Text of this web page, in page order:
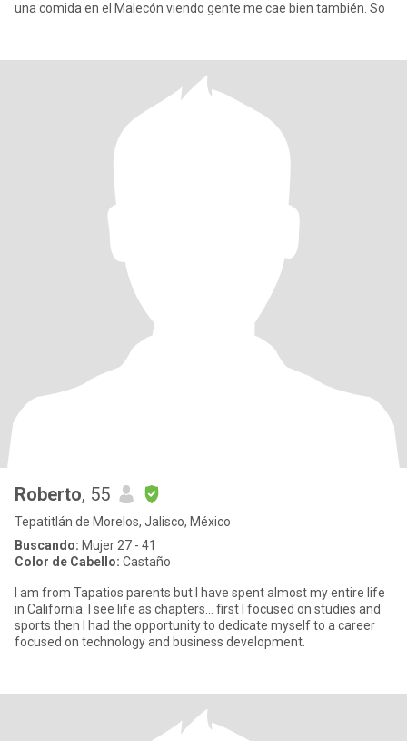
una comida en el Malecón viendo gente me cae bien también. So
Roberto, 55
Tepatitlán de Morelos, Jalisco, México
Buscando: Mujer 27 - 41
Color de Cabello: Castaño
I am from Tapatios parents but I have spent almost my entire life
in California. I see life as chapters... first I focused on studies and
sports then I had the opportunity to dedicate myself to a career
focused on technology and business development.